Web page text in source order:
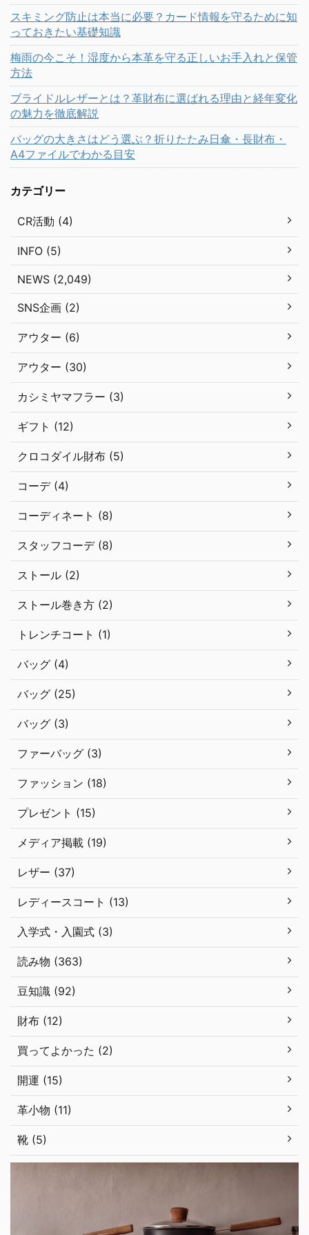
スキミング防止は本当に必要？カード情報を守るために知
っておきたい基礎知識
梅雨の今こそ！湿度から本革を守る正しいお手入れと保管
方法
ブライドルレザーとは？革財布に選ばれる理由と経年変化
の魅力を徹底解説
バッグの大きさはどう選ぶ？折りたたみ日傘・長財布・
A4ファイルでわかる目安
カテゴリー
CR活動 (4)
INFO (5)
NEWS (2,049)
SNS企画 (2)
アウター (6)
アウター (30)
カシミヤマフラー (3)
ギフト (12)
クロコダイル財布 (5)
コーデ (4)
コーディネート (8)
スタッフコーデ (8)
ストール (2)
ストール巻き方 (2)
トレンチコート (1)
バッグ (4)
バッグ (25)
バッグ (3)
ファーバッグ (3)
ファッション (18)
プレゼント (15)
メディア掲載 (19)
レザー (37)
レディースコート (13)
入学式・入園式 (3)
読み物 (363)
豆知識 (92)
財布 (12)
買ってよかった (2)
開運 (15)
革小物 (11)
靴 (5)